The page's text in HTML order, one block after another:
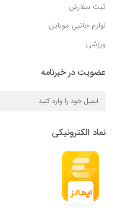
ثبت سفارش
لوازم جانبی موبایل
ورزشی
عضویت در خبرنامه
نماد الکترونیکی